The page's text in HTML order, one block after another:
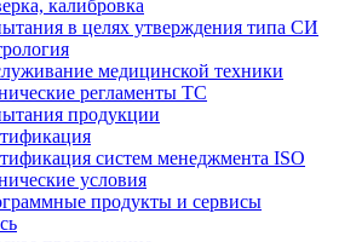
калибровка
в целях утверждения типа СИ
медицинской техники
регламенты ТС
продукции
систем менеджмента ISO
условия
продукты и сервисы